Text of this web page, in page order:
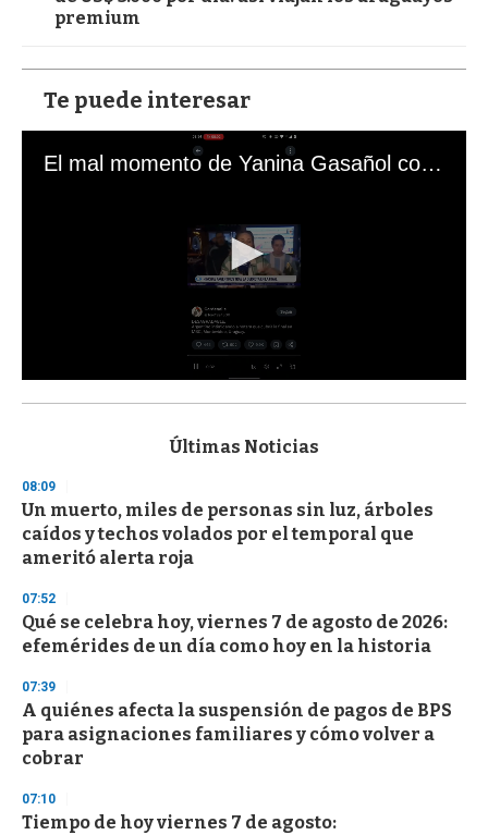
premium
Te puede interesar
El mal momento de Yanina Gasañol con un hincha argentino en "Subrayado"
s
d
s
o
f
3
s
e
c
o
d
s
Últimas Noticias
08:09
Un muerto, miles de personas sin luz, árboles
caídos y techos volados por el temporal que
ameritó alerta roja
07:52
Qué se celebra hoy, viernes 7 de agosto de 2026:
efemérides de un día como hoy en la historia
07:39
A quiénes afecta la suspensión de pagos de BPS
para asignaciones familiares y cómo volver a
cobrar
07:10
Tiempo de hoy viernes 7 de agosto: